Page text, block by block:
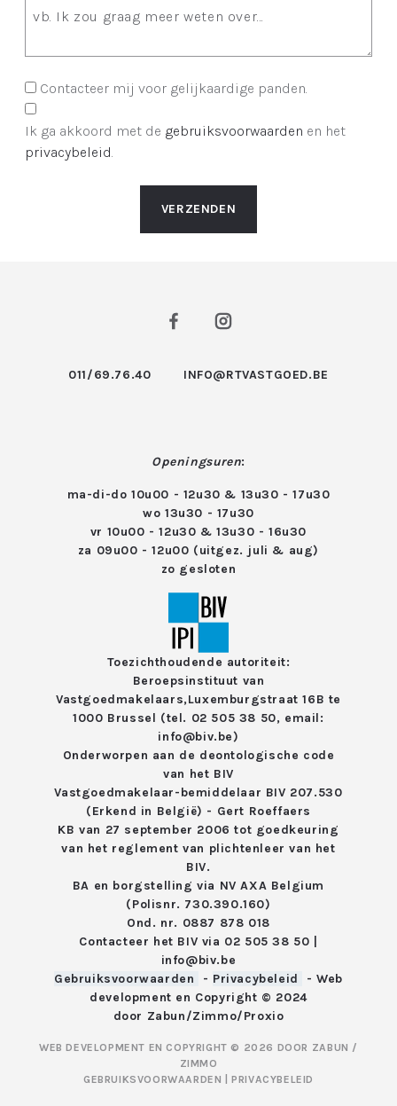
Contacteer mij voor gelijkaardige panden.
Ik ga akkoord met de gebruiksvoorwaarden en het
privacybeleid
VERZENDEN
011/69.76.40 INFO@RTVASTGOED.BE
Openingsuren:
ma-di-do 10u00 - 12u30 & 13u30 - 17u30
wo 13u30 - 17u30
vr 10u00 - 12u30 & 13u30 - 16u30
za 09u00 - 12u00 (uitgez. juli & aug)
zo gesloten
Toezichthoudende autoriteit:
Beroepsinstituut van
Vastgoedmakelaars,Luxemburgstraat 16B te
1000 Brussel (tel. 02 505 38 50, email:
info@biv.be)
Onderworpen aan de deontologische code
van het BIV
Vastgoedmakelaar-bemiddelaar BIV 207.530
(Erkend in België) - Gert Roeffaers
KB van 27 september 2006 tot goedkeuring
van het reglement van plichtenleer van het
BIV.
BA en borgstelling via NV AXA Belgium
(Polisnr. 730.390.160)
Ond. nr. 0887 878 018
Contacteer het BIV via 02 505 38 50
info@biv.be
Gebruiksvoorwaarden
- Privacybeleid
- Web
development en Copyright © 2024
door Zabun/Zimmo/Proxio
WEB DEVELOPMENT EN COPYRIGHT © 2026 DOOR ZABUN /
ZIMMO
GEBRUIKSVOORWAARDEN
|PRIVACYBELEID